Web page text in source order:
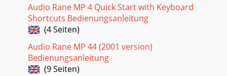
Audio Rane MP 4 Quick Start with Keyboard
Shortcuts Bedienungsanleitung
(4 Seiten)
Audio Rane MP 44 (2001 version)
Bedienungsanleitung
(9 Seiten)